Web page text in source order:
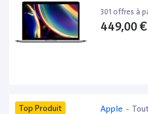
301 offres à
449,00 €
Top Produit Apple -